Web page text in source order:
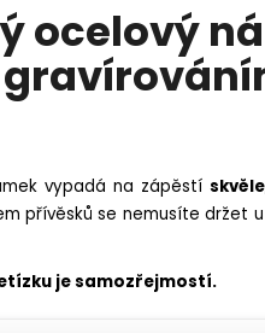
ocelový
vypadá na zápěstí skvěle
přívěsků se nemusíte držet
je samozřejmostí.